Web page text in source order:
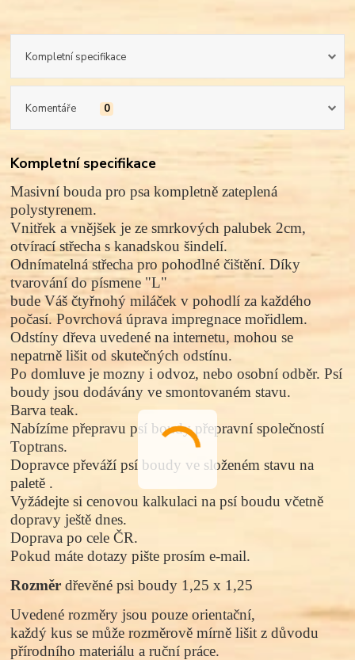
Kompletní specifikace
Komentáře 0
Kompletní specifikace
Masivní bouda pro psa kompletně zateplená
polystyrenem.
Vnitřek a vnějšek je ze smrkových palubek 2cm,
otvírací střecha s kanadskou šindelí.
Odnímatelná střecha pro pohodlné čištění. Díky
tvarování do písmene "L"
bude Váš čtyřnohý miláček v pohodlí za každého
počasí. Povrchová úprava impregnace mořidlem.
Odstíny dřeva uvedené na internetu, mohou se
nepatrně lišit od skutečných odstínu.
Po domluve je mozny i odvoz, nebo osobní odběr. Psí
boudy jsou dodávány ve smontovaném stavu.
Barva teak.
Nabízíme přepravu psí boudy přepravní společností
Toptrans.
Dopravce převáží psí boudy ve složeném stavu na
paletě .
Vyžádejte si cenovou kalkulaci na psí boudu včetně
dopravy ještě dnes.
Doprava po cele ČR.
Pokud máte dotazy pište prosím e-mail.
Rozměr dřevěné psi boudy 1,25 x 1,25
Uvedené rozměry jsou pouze orientační,
každý kus se může rozměrově mírně lišitz důvodu
přírodního materiálu a ruční práce.